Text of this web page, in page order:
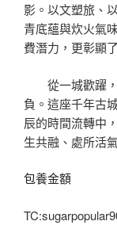
影。以文塑旅、
青底蘊與炊火氣
費潛力，更彰顯
從一城歡躍
負。這座千年古
辰的時間流轉中
生共融、處所活
包養金額